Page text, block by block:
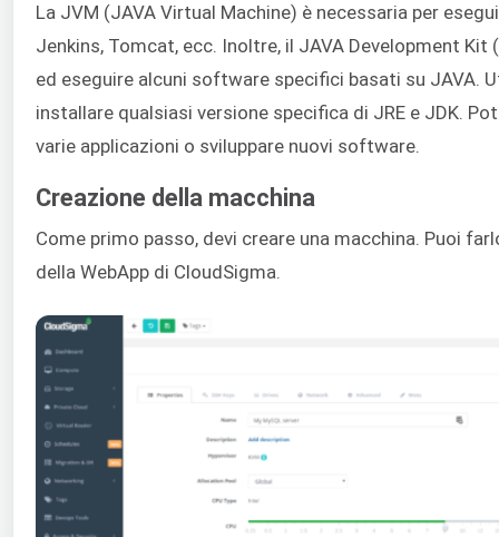
La JVM (JAVA Virtual Machine) è necessaria per
Jenkins, Tomcat, ecc. Inoltre, il JAVA Development
ed eseguire alcuni software specifici basati su JAVA.
installare qualsiasi versione specifica di JRE e JDK.
varie applicazioni o sviluppare nuovi software.
Creazione della macchina
Come primo passo, devi creare una macchina. Puoi
della WebApp di CloudSigma.